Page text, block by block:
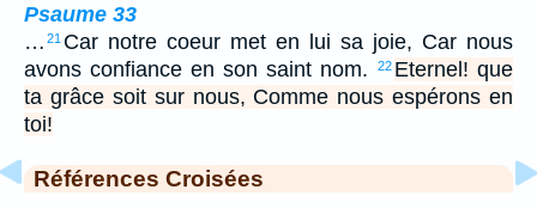
Psaume 33
… 21 Car notre coeur met en lui sa joie, Car nous
avons confiance en son saint nom.
22 Eternel! que
ta grâce soit sur nous, Comme nous espérons en
toi!
Références Croisées